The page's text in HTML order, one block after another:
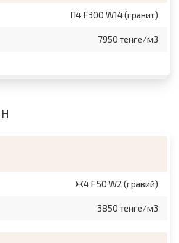
П4 F300 W14 (гранит)
7950 тенге/м3
Ж4 F50 W2 (гравий)
3850 тенге/м3